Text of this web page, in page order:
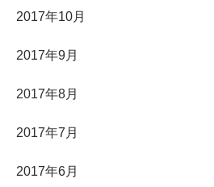
2017年10月
2017年9月
2017年8月
2017年7月
2017年6月